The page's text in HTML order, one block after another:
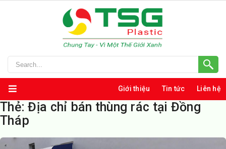
Giới thiệu Tin tức Liên hệ
Thẻ:Địa chỉ bán thùng rác tại Đồng
Tháp